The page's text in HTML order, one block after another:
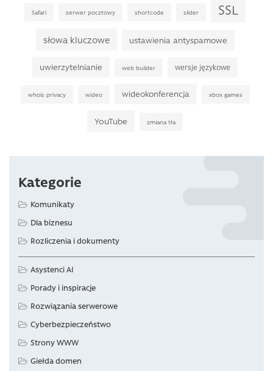
Safari serwer pocztowy shortcode slider SSL
słowa kluczowe ustawienia antyspamowe
uwierzytelnianie web builder wersje językowe
whois privacy wideo wideokonferencja xbox games
YouTube zmiana tła
Kategorie
Komunikaty
Dla biznesu
Rozliczenia i dokumenty
Asystenci AI
Porady i inspiracje
Rozwiązania serwerowe
Cyberbezpieczeństwo
Strony WWW
Giełda domen